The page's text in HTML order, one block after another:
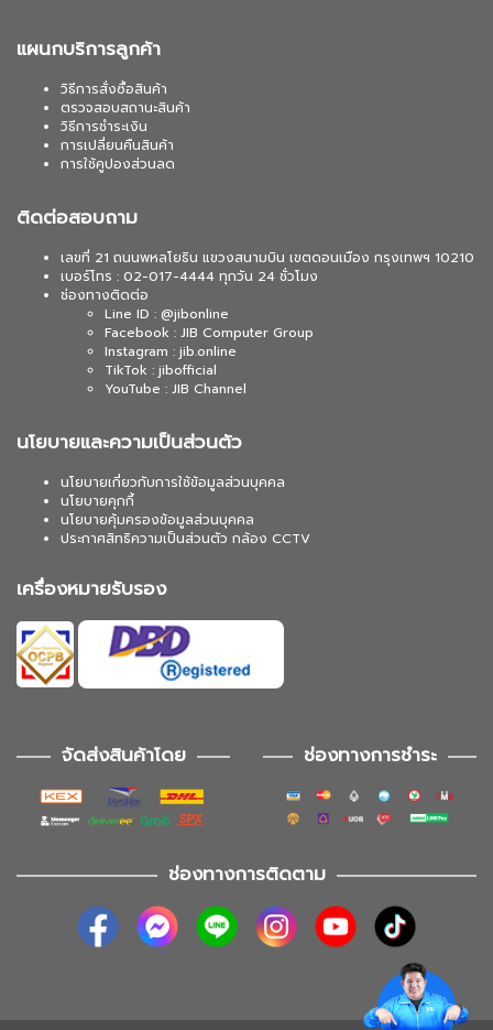
แผนกบริการลูกค้า
วิธีการสั่งซื้อสินค้า
ตรวจสอบสถานะสินค้า
วิธีการชำระเงิน
การเปลี่ยนคืนสินค้า
การใช้คูปองส่วนลด
ติดต่อสอบถาม
เลขที่ 21 ถนนพหลโยธิน แขวงสนามบิน เขตดอนเมือง กรุงเทพฯ 10210
เบอร์โทร : 02-017-4444 ทุกวัน 24 ชั่วโมง
ช่องทางติดต่อ
Line ID : @jibonline
Facebook : JIB Computer Group
Instagram : jib.online
TikTok : jibofficial
YouTube : JIB Channel
นโยบายและความเป็นส่วนตัว
นโยบายเกี่ยวกับการใช้ข้อมูลส่วนบุคคล
นโยบายคุกกี้
นโยบายคุ้มครองข้อมูลส่วนบุคคล
ประกาศสิทธิความเป็นส่วนตัว กล้อง CCTV
เครื่องหมายรับรอง
จัดส่งสินค้าโดย ช่องทางการชำระ
ช่องทางการติดตาม